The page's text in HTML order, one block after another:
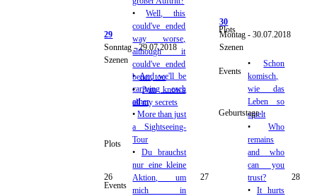
29
Sonntag - 29.07.2018
Szenen
•And we'll be
carrying each
other
•More than just
a Sightseeing-
Tour
• Du brauchst
nur eine kleine
Aktion, um
mich in
30
Montag - 30.07.2018
Szenen
•Schon
komisch,
wie das
Leben so
spielt
•Who
remains
and who
can you
trust?
• It hurts
•Well, this
could've ended
way worse,
although it
could've ended
better, too
•3am knows
all my secrets
Plots
Events
Plots
Events
Geburtstage
26 27 28